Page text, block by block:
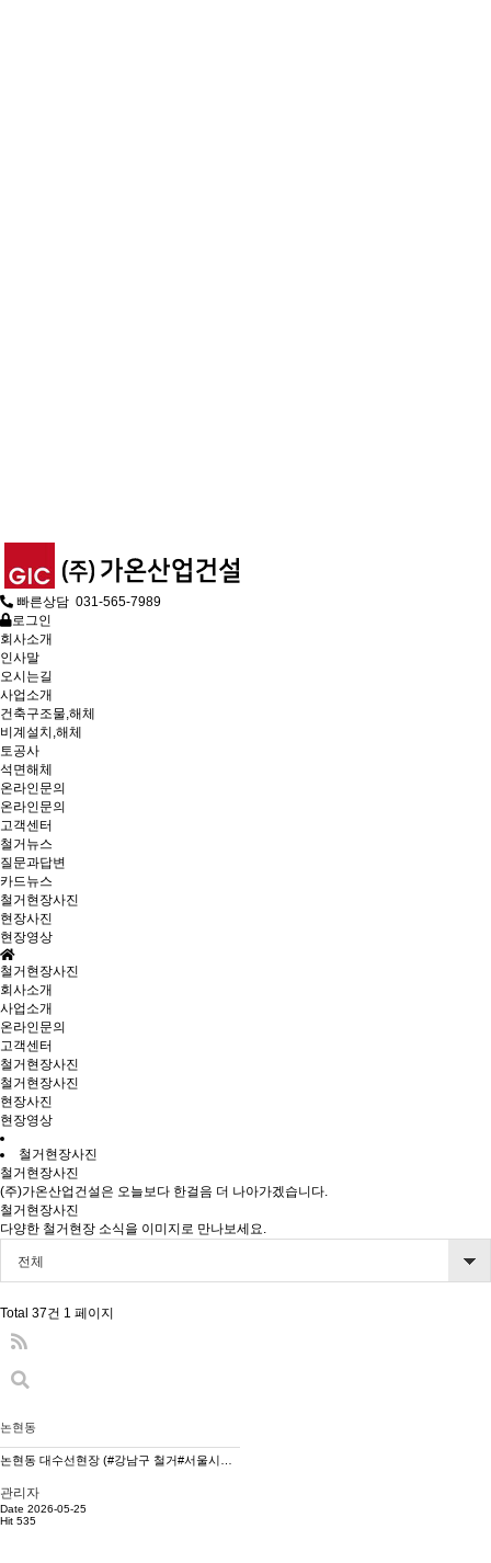
빠른상담 031-565-7989
로그인
회사소개
인사말
오시는길
사업소개
건축구조물,해체
비계설치,해체
토공사
석면해체
온라인문의
온라인문의
고객센터
철거뉴스
질문과답변
카드뉴스
철거현장사진
현장사진
현장영상
철거현장사진
회사소개
사업소개
온라인문의
고객센터
철거현장사진
철거현장사진
현장사진
현장영상
철거현장사진
철거현장사진
(주)가온산업건설은 오늘보다 한걸음 더 나아가겠습니다.
철거현장사진
다양한 철거현장 소식을 이미지로 만나보세요.
전체
Total 37건 1 페이지
논현동
관리자
Date 2026-05-25
Hit 535